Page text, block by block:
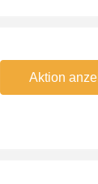
Aktion